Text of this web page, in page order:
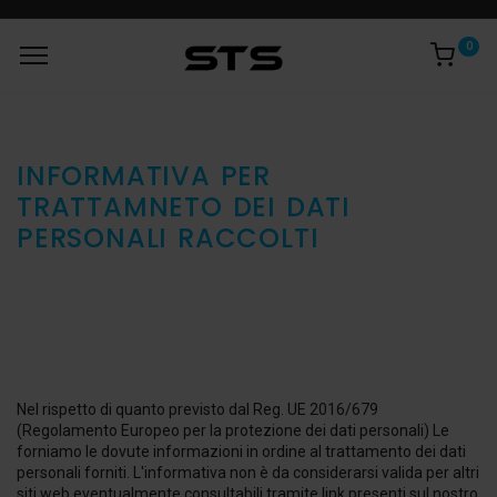
0
INFORMATIVA PER
TRATTAMNETO DEI DATI
PERSONALI RACCOLTI
Nel rispetto di quanto previsto dal Reg. UE 2016/679
(Regolamento Europeo per la protezione dei dati personali) Le
forniamo le dovute informazioni in ordine al trattamento dei dati
personali forniti. L'informativa non è da considerarsi valida per altri